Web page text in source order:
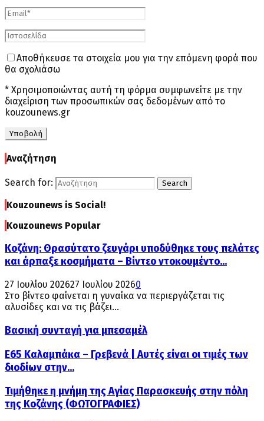
Αποθήκευσε τα στοιχεία μου για την επόμενη φορά που
θα σχολιάσω
* Χρησιμοποιώντας αυτή τη φόρμα συμφωνείτε με την
διαχείριση των προσωπικών σας δεδομένων από το
kouzounews.gr
Αναζήτηση
Search for: Search
Kouzounews is Social!
Kouzounews Popular
Κοζάνη: Θρασύτατο ζευγάρι υποδύθηκε τους πελάτες
και άρπαξε κοσμήματα – Βίντεο ντοκουμέντο...
27 Ιουλίου 202627 Ιουλίου 20260
Στο βίντεο φαίνεται η γυναίκα να περιεργάζεται τις
αλυσίδες και να τις βάζει...
Βασική συνταγή για μπεσαμέλ
Ε65 Καλαμπάκα – Γρεβενά | Αυτές είναι οι τιμές των
διοδίων στην...
Τιμήθηκε η μνήμη της Αγίας Παρασκευής στην πόλη
της Κοζάνης (ΦΩΤΟΓΡΑΦΙΕΣ)